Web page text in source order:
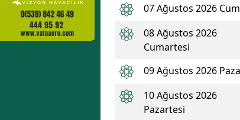
07 Ağustos 2026
08 Ağustos 2026
Cumartesi
09 Ağustos 2026
10 Ağustos 2026
Pazartesi